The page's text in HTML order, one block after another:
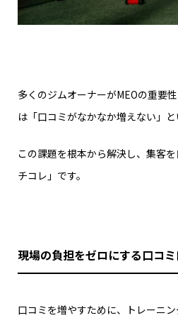
多くのジムオーナーがMEOの重要
は「口コミがなかなか増えない」と
この課題を根本から解決し、集客
チコレ」です。
現場の負担をゼロにする口コ
口コミを増やすために、トレーニ